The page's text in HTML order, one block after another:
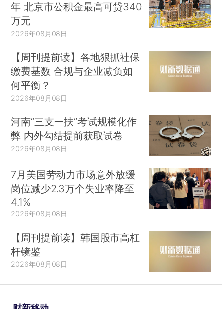
年 北京市公积金最高可贷340
万元
2026年08月08日
【周刊提前读】各地狠抓社保
缴费基数 合规与企业减负如
何平衡？
2026年08月08日
河南“三支一扶”考试规模化作
弊 内外勾结提前获取试卷
2026年08月08日
7月美国劳动力市场意外放缓
岗位减少2.3万个失业率降至
4.1%
2026年08月08日
【周刊提前读】韩国股市高杠
杆镜鉴
2026年08月08日